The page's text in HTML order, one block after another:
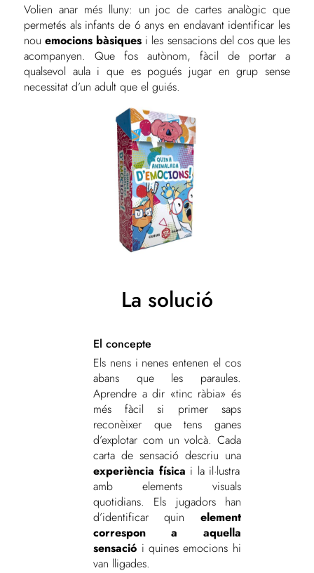
Volien anar més lluny: un joc de cartes analògic que
permetés als infants de 6 anys en endavant identificar les
nouemocions bàsiques i les sensacions del cos que les
acompanyen. Que fos autònom, fàcil de portar a
qualsevol aula i que es pogués jugar en grup sense
necessitat d’un adult que el guiés.
La solució
El concepte
Els nens i nenes entenen el cos
abans que les paraules.
Aprendre a dir «tinc ràbia» és
més fàcil si primer saps
reconèixer que tens ganes
d’explotar com un volcà. Cada
carta de sensació descriu una
experiència física i la il·lustra
amb elements visuals
quotidians. Els jugadors han
d’identificar quin element
correspon a aquella
sensació i quines emocions hi
van lligades.